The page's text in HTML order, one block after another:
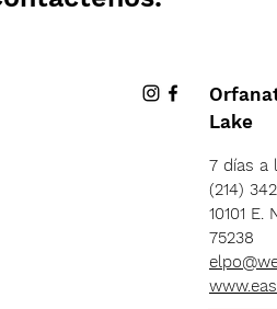
Lake
7 días a
(214)
10101
75238